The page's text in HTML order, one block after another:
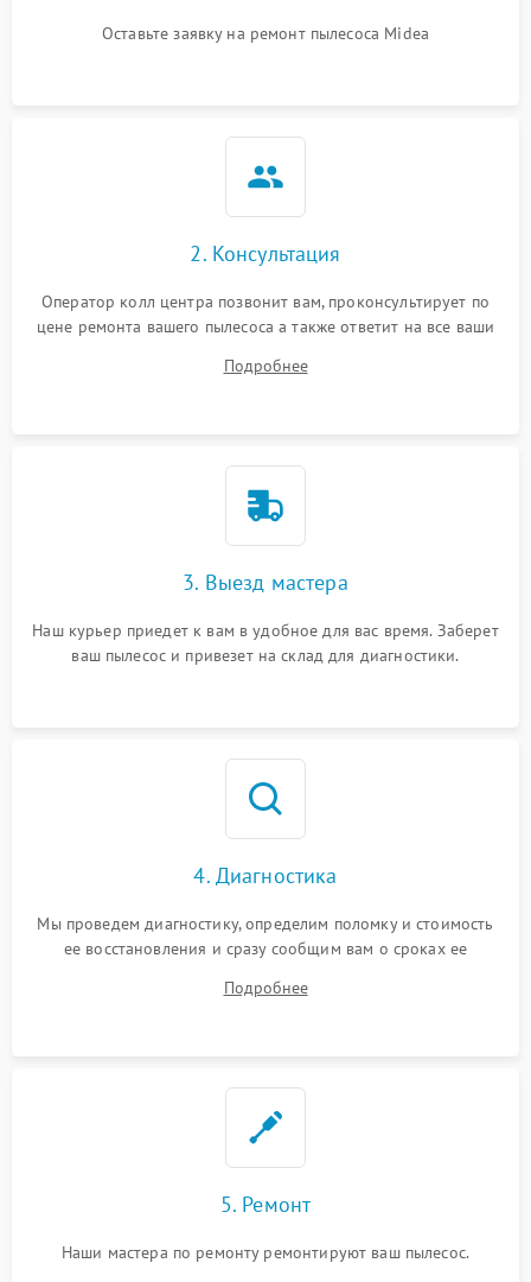
Оставьте заявку на ремонт пылесоса Midea
2. Консультация
Оператор колл центра позвонит вам, проконсультирует по
цене ремонта вашего пылесоса а также ответит на все ваши
Подробнее
3. Выезд мастера
Наш курьер приедет к вам в удобное для вас время. Заберет
ваш пылесос и привезет на склад для диагностики.
4. Диагностика
Мы проведем диагностику, определим поломку и стоимость
ее восстановления и сразу сообщим вам о сроках ее
Подробнее
5. Ремонт
Наши мастера по ремонту ремонтируют ваш пылесос.